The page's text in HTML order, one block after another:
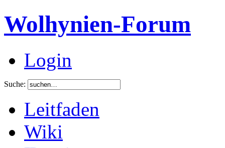
Wolhynien-Forum
Login
Suche:
Leitfaden
Wiki